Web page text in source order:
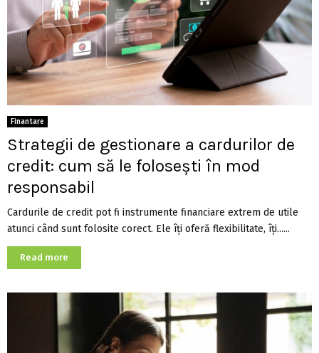
Finantare
Strategii de gestionare a cardurilor de
credit: cum să le folosești în mod
responsabil
Cardurile de credit pot fi instrumente financiare extrem de utile
atunci când sunt folosite corect. Ele îți oferă flexibilitate, îți......
Read more